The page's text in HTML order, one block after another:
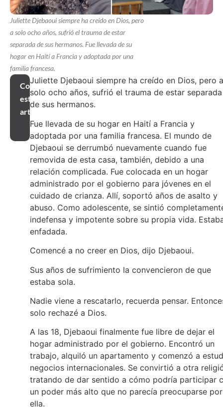
Juliette Djebaoui siempre ha creído en Dios, pero
a solo ocho años, sufrió el trauma de estar
separada de sus hermanos. Fue llevada de su
hogar en Haití a Francia y adoptada por una
familia francesa.
Compartir
este
artículo
Juliette Djebaoui siempre ha creído en Dios, pero a
solo ocho años, sufrió el trauma de estar separada
de sus hermanos.
Fue llevada de su hogar en Haití a Francia y
adoptada por una familia francesa. El mundo de
Djebaoui se derrumbó nuevamente cuando fue
removida de esta casa, también, debido a una
relación complicada. Fue colocada en un hogar
administrado por el gobierno para jóvenes en el
cuidado de crianza. Allí, soportó años de asalto y
abuso. Como adolescente, se sintió
indefensa y impotente sobre su propia vida.
enfadada.
Comencé a no creer en Dios, dijo Djebaoui.
Sus años de sufrimiento la convencieron de que
estaba sola.
Nadie viene a rescatarlo, recuerda pensar.
solo rechazé a Dios.
A las 18, Djebaoui finalmente fue libre de dejar el
hogar administrado por el gobierno. Encontró un
trabajo, alquiló un apartamento y comenzó a
negocios internacionales. Se convirtió a otra
tratando de dar sentido a cómo podría participar
un poder más alto que no parecía preocuparse por
ella.